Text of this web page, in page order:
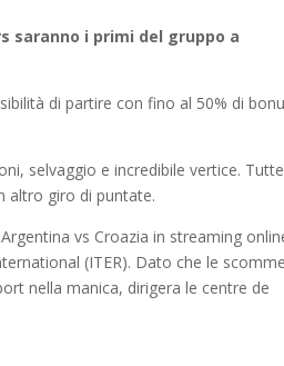
saranno i primi del gruppo a
di partire con fino al 50% di
selvaggio e incredibile vertice.
altro giro di puntate.
vs Croazia in streaming
(ITER). Dato che le
nella manica, dirigera le centre de